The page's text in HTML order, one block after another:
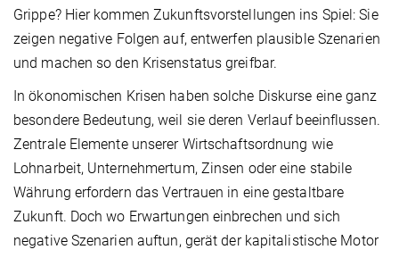
Grippe? Hier kommen Zukunftsvorstellungen ins Spiel: Sie
zeigen negative Folgen auf, entwerfen plausible Szenarien
und machen so den Krisenstatus greifbar.
In ökonomischen Krisen haben solche Diskurse eine ganz
besondere Bedeutung, weil sie deren Verlauf beeinflussen.
Zentrale Elemente unserer Wirtschaftsordnung wie
Lohnarbeit, Unternehmertum, Zinsen oder eine stabile
Währung erfordern das Vertrauen in eine gestaltbare
Zukunft. Doch wo Erwartungen einbrechen und sich
negative Szenarien auftun, gerät der kapitalistische Motor